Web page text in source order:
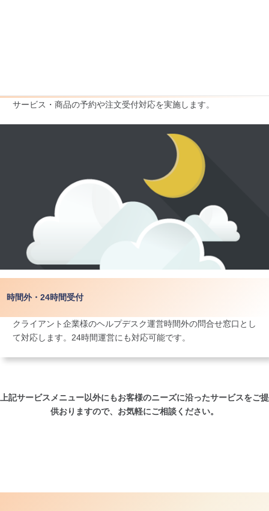
サービス・商品の予約や注文受付対応を実施します。
時間外・24時間受付
クライアント企業様のヘルプデスク運営時間外の問合せ窓口とし
て対応します。24時間運営にも対応可能です。
上記サービスメニュー以外にもお客様のニーズに沿ったサービスをご提
供おりますので、お気軽にご相談ください。